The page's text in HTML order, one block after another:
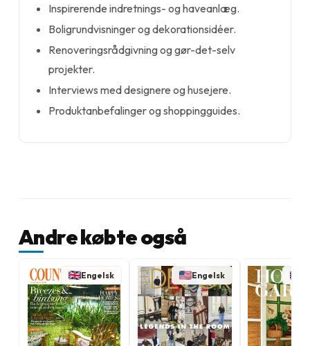
Inspirerende indretnings- og haveanlæg.
Boligrundvisninger og dekorationsidéer.
Renoveringsrådgivning og gør-det-selv
projekter.
Interviews med designere og husejere.
Produktanbefalinger og shoppingguides.
Andre købte også
Engelsk Engelsk